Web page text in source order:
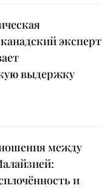
эксперт
выдержку
между
и